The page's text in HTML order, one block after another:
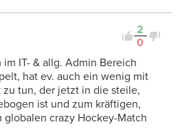
2
0
IT- & allg. Admin Bereich
hat ev. auch ein wenig mit
tun, der jetzt in die steile,
ist und zum kräftigen,
globalen crazy Hockey-Match